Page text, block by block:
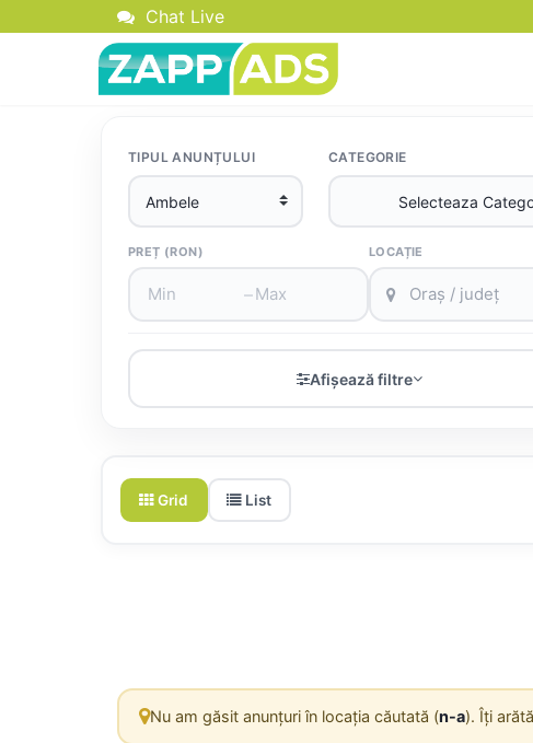
Chat Live
TIPUL ANUNȚULUI CATEGORIE
PREȚ (RON)
–
LOCAȚIE
Afișează filtre
Grid List
Nu am găsit anunțuri în locația căutată (n-a). Îți